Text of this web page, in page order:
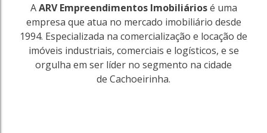
AARV Empreendimentos Imobiliáriosé uma
empresa que atua no mercado imobiliário desde
1994. Especializada na comercialização e locação de
imóveis industriais, comerciais e logísticos, e se
orgulha em ser líder no segmento na cidade
de Cachoeirinha.